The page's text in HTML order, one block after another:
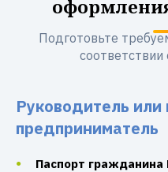
Подготовьте
Руководитель
предприниматель
Паспорт